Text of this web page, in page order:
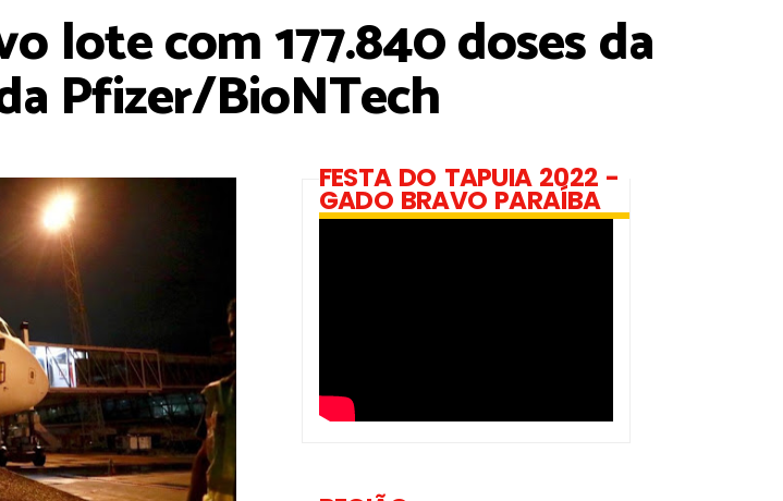
lote com 177.840 doses da
Pfizer/BioNTech
FESTA DO TAPUIA 2022 -
GADO BRAVO PARAÍBA